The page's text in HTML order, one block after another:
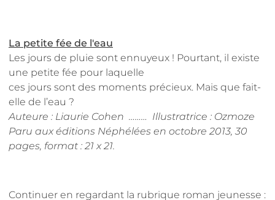
La petite fée de l'eau
Les jours de pluie sont ennuyeux ! Pourtant, il existe
une petite fée pour laquelle
ces jours sont des moments précieux. Mais que fait-
elle de l’eau ?
Auteure : Liaurie Cohen ……… Illustratrice : Ozmoze
Paru aux éditions Néphélées en octobre 2013, 30
pages, format : 21 x 21.
Continuer en regardant la rubrique roman jeunesse :